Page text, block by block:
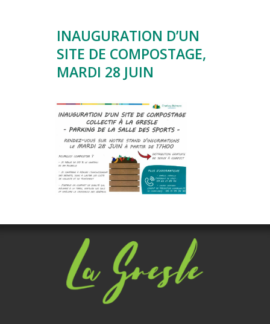
INAUGURATION D’UN
SITE DE COMPOSTAGE,
MARDI 28 JUIN